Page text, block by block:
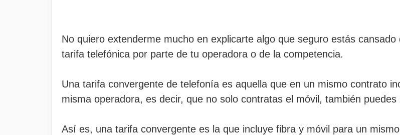
No quiero extenderme mucho en explicarte algo que seguro estás
tarifa telefónica por parte de tu operadora o de la competencia.
Una tarifa convergente de telefonía es aquella que en un mismo contrato
misma operadora, es decir, que no solo contratas el móvil, también
Así es, una tarifa convergente es la que incluye fibra y móvil para un